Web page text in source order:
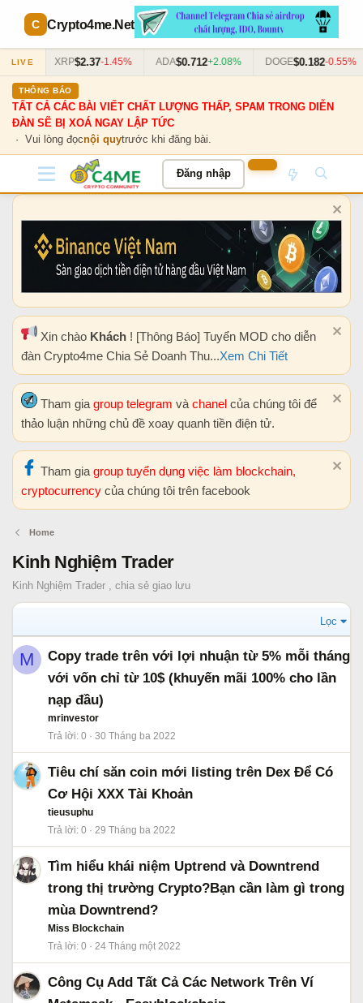
Crypto4me.Net
LIVE XRP$2.37-1.45% ADA$0.712+2.08% DOGE$0.182-0.55%
THÔNG BÁO
TẤT CẢ CÁC BÀI VIẾT CHẤT LƯỢNG THẤP, SPAM TRONG DIỄN
ĐÀN SẼ BỊ XOÁ NGAY LẬP TỨC
· Vui lòng đọcnội quytrước khi đăng bài.
Đăng nhập
Xin chào Khách ! [Thông Báo] Tuyển MOD cho diễn
đàn Crypto4me Chia Sẻ Doanh Thu...Xem Chi Tiết
Tham gia group telegram và chanel của chúng tôi để
thảo luận những chủ đề xoay quanh tiền điện tử.
Tham gia group tuyển dụng việc làm blockchain,
cryptocurrency của chúng tôi trên facebook
Home
Kinh Nghiệm Trader
Kinh Nghiệm Trader , chia sẻ giao lưu
Lọc
M
Copy trade trên với lợi nhuận từ 5% mỗi tháng
với vốn chỉ từ 10$ (khuyến mãi 100% cho lần
nạp đầu)
mrinvestor
Trả lời 0 30 Tháng ba 2022
Tiêu chí săn coin mới listing trên Dex Để Có
Cơ Hội XXX Tài Khoản
tieusuphu
Trả lời 0 29 Tháng ba 2022
Tìm hiểu khái niệm Uptrend và Downtrend
trong thị trường Crypto?Bạn cần làm gì trong
mùa Downtrend?
Miss Blockchain
Trả lời 0 24 Tháng một 2022
Công Cụ Add Tất Cả Các Network Trên Ví